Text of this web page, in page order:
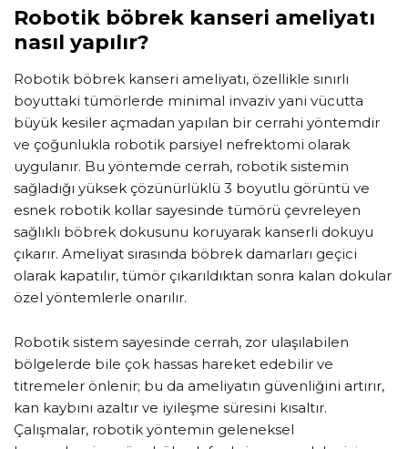
Robotik böbrek kanseri ameliyatı
nasıl yapılır?
Robotik böbrek kanseri ameliyatı, özellikle sınırlı
boyuttaki tümörlerde minimal invaziv yani vücutta
büyük kesiler açmadan yapılan bir cerrahi yöntemdir
ve çoğunlukla robotik parsiyel nefrektomi olarak
uygulanır. Bu yöntemde cerrah, robotik sistemin
sağladığı yüksek çözünürlüklü 3 boyutlu görüntü ve
esnek robotik kollar sayesinde tümörü çevreleyen
sağlıklı böbrek dokusunu koruyarak kanserli dokuyu
çıkarır. Ameliyat sırasında böbrek damarları geçici
olarak kapatılır, tümör çıkarıldıktan sonra kalan dokular
özel yöntemlerle onarılır.
Robotik sistem sayesinde cerrah, zor ulaşılabilen
bölgelerde bile çok hassas hareket edebilir ve
titremeler önlenir; bu da ameliyatın güvenliğini artırır,
kan kaybını azaltır ve iyileşme süresini kısaltır.
Çalışmalar, robotik yöntemin geleneksel